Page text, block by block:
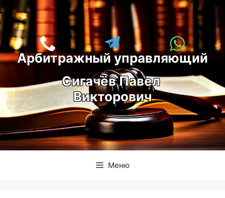
Перейти
к
содержимому
Арбитражный управляющий
Сигачёв Павел
Викторович
Меню